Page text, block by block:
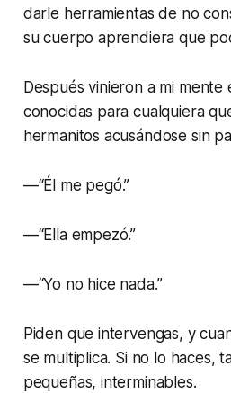
darle herramientas de no
su cuerpo aprendiera que
Después vinieron a mi mente
conocidas para cualquiera
hermanitos acusándose sin
—“Él me pegó.”
—“Ella empezó.”
—“Yo no hice nada.”
Piden que intervengas, y
se multiplica. Si no lo haces,
pequeñas, interminables.